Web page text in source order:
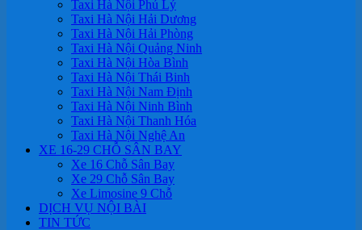
Taxi Hà Nội Phủ Lý
Taxi Hà Nội Hải Dương
Taxi Hà Nội Hải Phòng
Taxi Hà Nội Quảng Ninh
Taxi Hà Nội Hòa Bình
Taxi Hà Nội Thái Binh
Taxi Hà Nội Nam Định
Taxi Hà Nội Ninh Bình
Taxi Hà Nội Thanh Hóa
Taxi Hà Nội Nghệ An
XE 16-29 CHỖ SÂN BAY
Xe 16 Chỗ Sân Bay
Xe 29 Chỗ Sân Bay
Xe Limosine 9 Chỗ
DỊCH VỤ NỘI BÀI
TIN TỨC